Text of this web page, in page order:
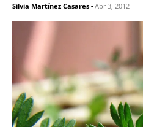
Silvia Martínez Casares -Abr 3, 2012